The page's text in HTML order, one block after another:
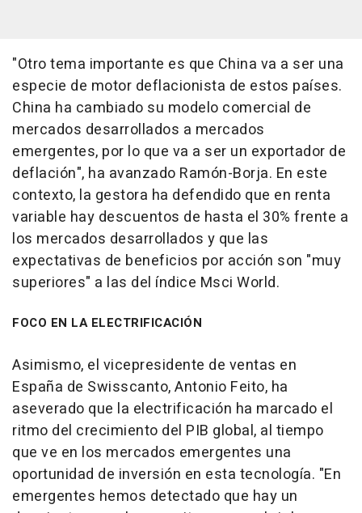
"Otro tema importante es que China va a ser una
especie de motor deflacionista de estos países.
China ha cambiado su modelo comercial de
mercados desarrollados a mercados
emergentes, por lo que va a ser un exportador de
deflación", ha avanzado Ramón-Borja. En este
contexto, la gestora ha defendido que en renta
variable hay descuentos de hasta el 30% frente a
los mercados desarrollados y que las
expectativas de beneficios por acción son "muy
superiores" a las del índice Msci World.
FOCO EN LA ELECTRIFICACIÓN
Asimismo, el vicepresidente de ventas en
España de Swisscanto, Antonio Feito, ha
aseverado que la electrificación ha marcado el
ritmo del crecimiento del PIB global, al tiempo
que ve en los mercados emergentes una
oportunidad de inversión en esta tecnología. "En
emergentes hemos detectado que hay un